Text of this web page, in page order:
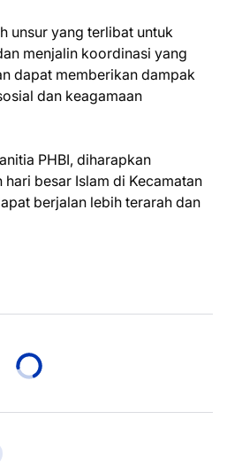
unsur yang terlibat untuk
menjalin koordinasi yang
dapat memberikan dampak
dan keagamaan
PHBI, diharapkan
besar Islam di Kecamatan
berjalan lebih terarah dan